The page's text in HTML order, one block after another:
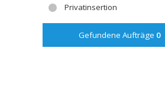
Privatinsertion
Gefundene Aufträge 0